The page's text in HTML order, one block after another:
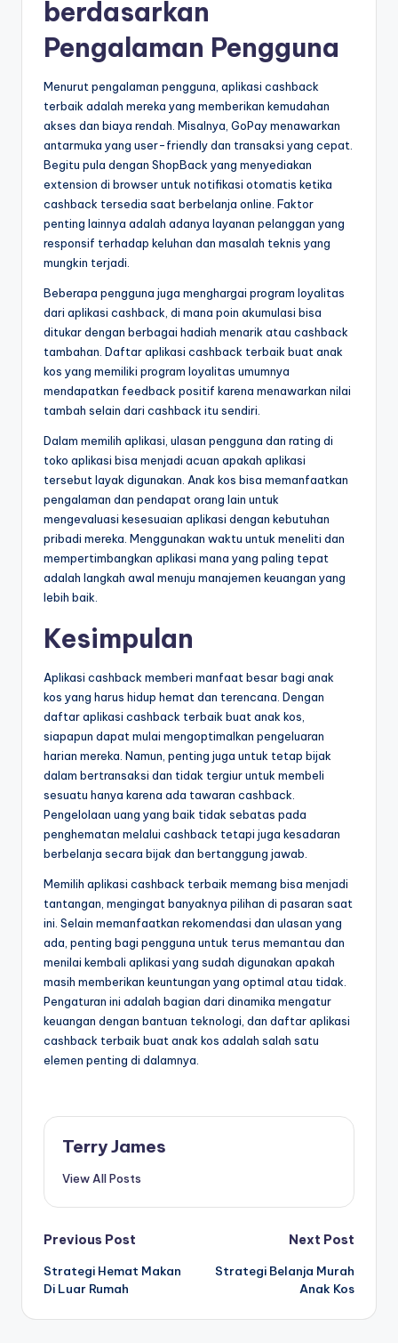
berdasarkan
Pengalaman Pengguna
Menurut pengalaman pengguna, aplikasi cashback
terbaik adalah mereka yang memberikan kemudahan
akses dan biaya rendah. Misalnya, GoPay menawarkan
antarmuka yang user-friendly dan transaksi yang cepat.
Begitu pula dengan ShopBack yang menyediakan
extension di browser untuk notifikasi otomatis ketika
cashback tersedia saat berbelanja online. Faktor
penting lainnya adalah adanya layanan pelanggan yang
responsif terhadap keluhan dan masalah teknis yang
mungkin terjadi.
Beberapa pengguna juga menghargai program loyalitas
dari aplikasi cashback, di mana poin akumulasi bisa
ditukar dengan berbagai hadiah menarik atau cashback
tambahan. Daftar aplikasi cashback terbaik buat anak
kos yang memiliki program loyalitas umumnya
mendapatkan feedback positif karena menawarkan nilai
tambah selain dari cashback itu sendiri.
Dalam memilih aplikasi, ulasan pengguna dan rating di
toko aplikasi bisa menjadi acuan apakah aplikasi
tersebut layak digunakan. Anak kos bisa memanfaatkan
pengalaman dan pendapat orang lain untuk
mengevaluasi kesesuaian aplikasi dengan kebutuhan
pribadi mereka. Menggunakan waktu untuk meneliti dan
mempertimbangkan aplikasi mana yang paling tepat
adalah langkah awal menuju manajemen keuangan yang
lebih baik.
Kesimpulan
Aplikasi cashback memberi manfaat besar bagi anak
kos yang harus hidup hemat dan terencana. Dengan
daftar aplikasi cashback terbaik buat anak kos,
siapapun dapat mulai mengoptimalkan pengeluaran
harian mereka. Namun, penting juga untuk tetap bijak
dalam bertransaksi dan tidak tergiur untuk membeli
sesuatu hanya karena ada tawaran cashback.
Pengelolaan uang yang baik tidak sebatas pada
penghematan melalui cashback tetapi juga kesadaran
berbelanja secara bijak dan bertanggung jawab.
Memilih aplikasi cashback terbaik memang bisa menjadi
tantangan, mengingat banyaknya pilihan di pasaran saat
ini. Selain memanfaatkan rekomendasi dan ulasan yang
ada, penting bagi pengguna untuk terus memantau dan
menilai kembali aplikasi yang sudah digunakan apakah
masih memberikan keuntungan yang optimal atau tidak.
Pengaturan ini adalah bagian dari dinamika mengatur
keuangan dengan bantuan teknologi, dan daftar aplikasi
cashback terbaik buat anak kos adalah salah satu
elemen penting di dalamnya.
Terry James
View All Posts
Post
navigation
Previous Post
Strategi Hemat Makan
Di Luar Rumah
Next Post
Strategi Belanja Murah
Anak Kos